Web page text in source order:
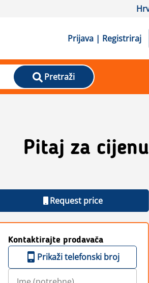
Prijava | Registriraj
Pretraži
Pitaj za cijenu
Request price
Kontaktirajte prodavača
Prikaži telefonski broj